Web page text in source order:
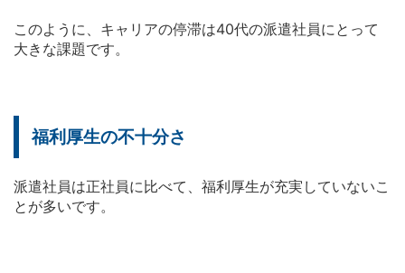
このように、キャリアの停滞は40代の派遣社員にとって
大きな課題です。
福利厚生の不十分さ
派遣社員は正社員に比べて、福利厚生が充実していないこ
とが多いです。